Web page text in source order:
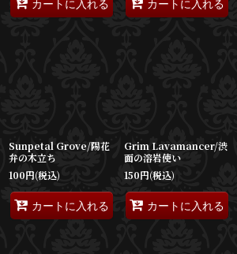
カートに入れる カートに入れる
Sunpetal Grove/陽花
弁の木立ち
100円(税込)
カートに入れる
Grim Lavamancer/渋
面の溶岩使い
150円(税込)
カートに入れる